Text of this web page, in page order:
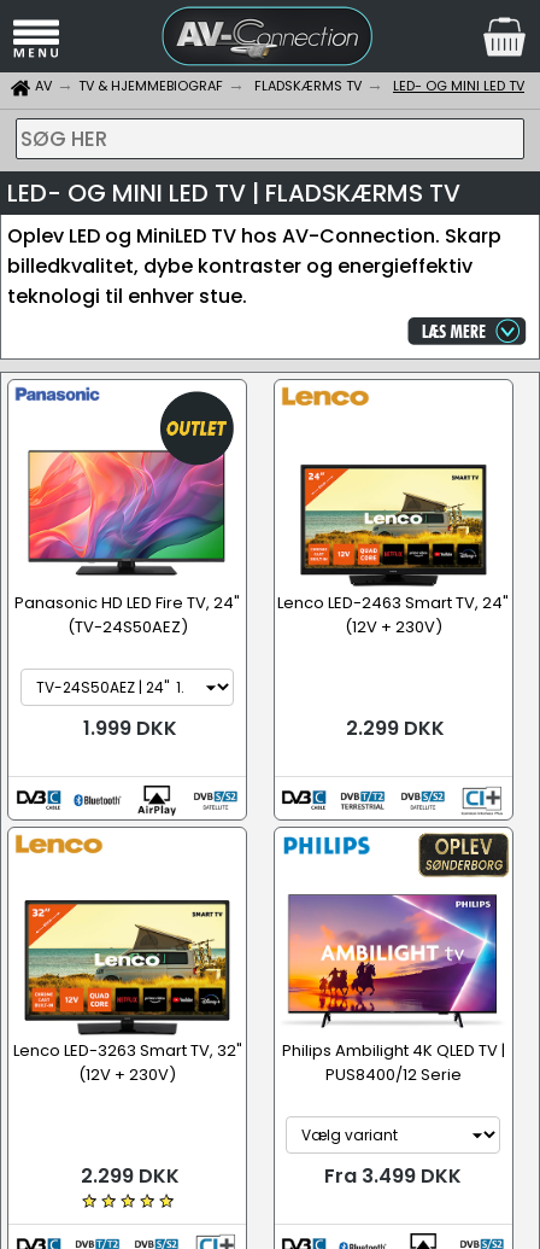
AV TV & HJEMMEBIOGRAF FLADSKÆRMS TV LED- OG MINI LED TV
SØG HER
LED- OG MINI LED TV | FLADSKÆRMS TV
Oplev LED og MiniLED TV hos AV-Connection. Skarp
billedkvalitet, dybe kontraster og energieffektiv
teknologi til enhver stue.
Panasonic HD LED Fire TV, 24"
(TV-24S50AEZ)
1.999 DKK
Lenco LED-2463 Smart TV, 24"
(12V + 230V)
2.299 DKK
Lenco LED-3263 Smart TV, 32"
(12V + 230V)
2.299 DKK
Philips Ambilight 4K QLED TV |
PUS8400/12 Serie
Fra 3.499 DKK